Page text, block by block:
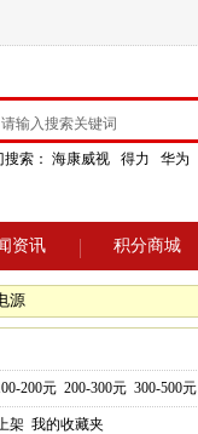
索： 海康威视 得力 华为
资讯 积分商城
源
200元 200-300元 300-500元
架 我的收藏夹